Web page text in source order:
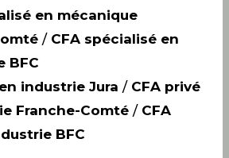
en mécanique
/ CFA spécialisé en
BFC
industrie Jura / CFA privé
Franche-Comté / CFA
BFC